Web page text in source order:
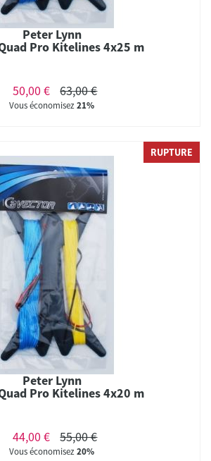
Peter Lynn
Pro Kitelines 4x25 m
50,00 € 63,00 €
Vous économisez21%
RUPTURE
Peter Lynn
Pro Kitelines 4x20 m
44,00 € 55,00 €
Vous économisez20%